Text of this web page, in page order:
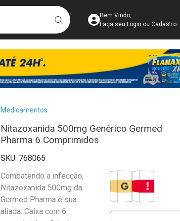
BUSCARAcesse sua
Bem Vindo,
Faça seu Login ou Cadastro
Breadcrumb
Medicamentos
Nitazoxanida 500mg Genérico Germed
Pharma 6 Comprimidos
768065
Combatendo a infecção,
Nitazoxanida 500mg da
Germed Pharma é sua
aliada. Caixa com 6